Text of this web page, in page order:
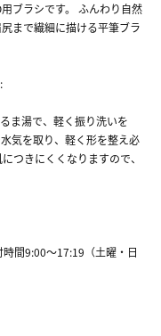
ブラシです。 ふんわり自然
まで繊細に描ける平筆ブラ
ま湯で、軽く振り洗いを
気を取り、軽く形を整え必
つきにくくなりますので、
間9:00～17:19（土曜・日